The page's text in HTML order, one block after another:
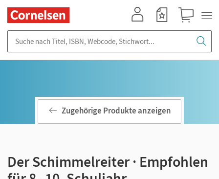
Zugehörige Produkte anzeigen
Der Schimmelreiter · Empfohlen